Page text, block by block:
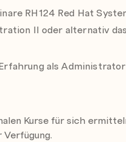
starten, neu starten und
in verschiedenen Zielen
unterbrechen und auf ein
Prozesse
und Journals
RH124 Red Hat
II oder alternativ
als
Kurse für sich
Verfügung.